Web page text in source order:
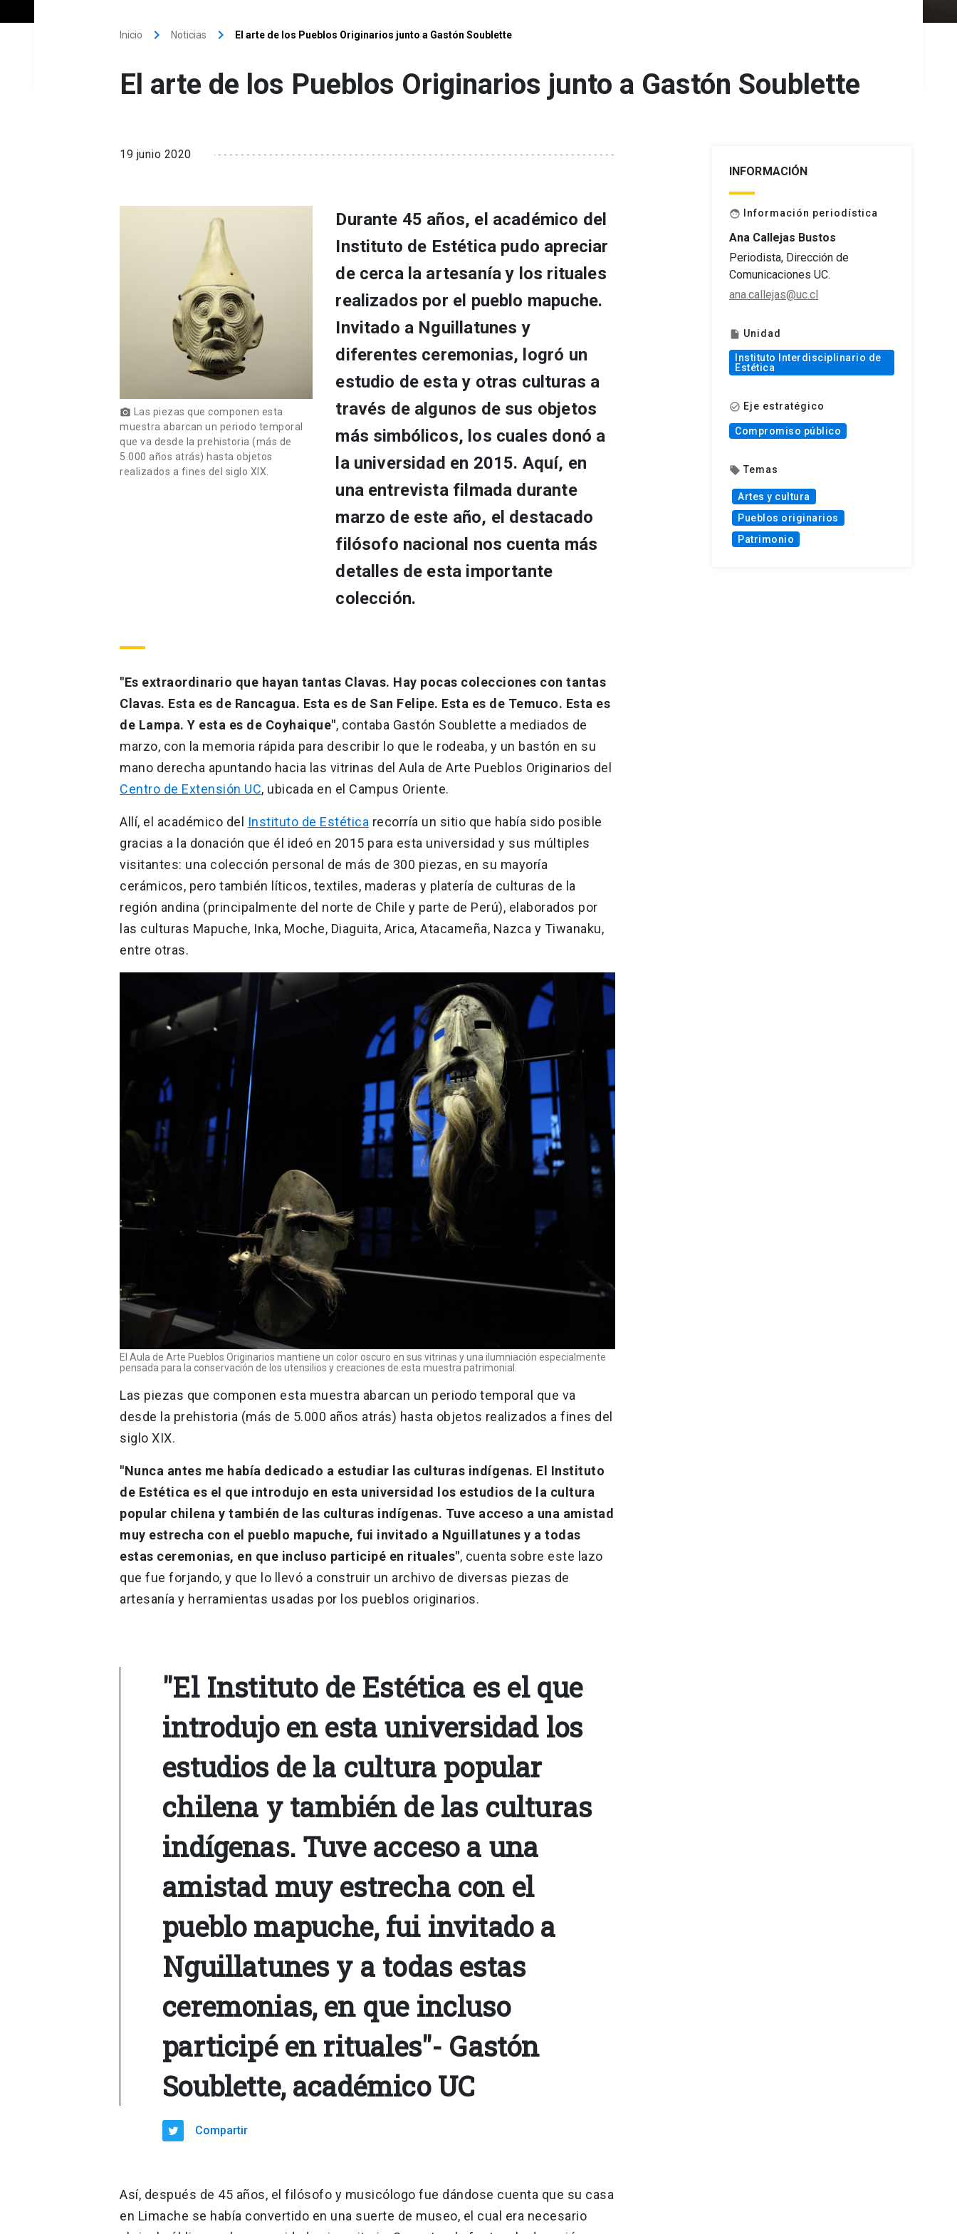
Inicio keyboard_arrow_right Noticias keyboard_arrow_right El arte de los Pueblos Originarios junto a Gastón Soublette
El arte de los Pueblos Originarios junto a Gastón Soublette
19 junio 2020
photo_camera Las piezas que componen esta
muestra abarcan un periodo temporal
que va desde la prehistoria (más de
5.000 años atrás) hasta objetos
realizados a fines del siglo XIX.
Durante 45 años, el académico del
Instituto de Estética pudo apreciar
de cerca la artesanía y los rituales
realizados por el pueblo mapuche.
Invitado a Nguillatunes y
diferentes ceremonias, logró un
estudio de esta y otras culturas a
través de algunos de sus objetos
más simbólicos, los cuales donó a
la universidad en 2015. Aquí, en
una entrevista filmada durante
marzo de este año, el destacado
filósofo nacional nos cuenta más
detalles de esta importante
colección.
"Es extraordinario que hayan tantas Clavas. Hay pocas colecciones con tantas
Clavas. Esta es de Rancagua. Esta es de San Felipe. Esta es de Temuco. Esta es
de Lampa. Y esta es de Coyhaique", contaba Gastón Soublette a mediados de
marzo, con la memoria rápida para describir lo que le rodeaba, y un bastón en su
mano derecha apuntando hacia las vitrinas del Aula de Arte Pueblos Originarios del
Centro de Extensión UC, ubicada en el Campus Oriente.
Allí, el académico del Instituto de Estética recorría un sitio que había sido posible
gracias a la donación que él ideó en 2015 para esta universidad y sus múltiples
visitantes: una colección personal de más de 300 piezas, en su mayoría
cerámicos, pero también líticos, textiles, maderas y platería de culturas de la
región andina (principalmente del norte de Chile y parte de Perú), elaborados por
las culturas Mapuche, Inka, Moche, Diaguita, Arica, Atacameña, Nazca y Tiwanaku,
entre otras.
El Aula de Arte Pueblos Originarios mantiene un color oscuro en sus vitrinas y una ilumniación especialmente
pensada para la conservación de los utensilios y creaciones de esta muestra patrimonial.
Las piezas que componen esta muestra abarcan un periodo temporal que va
desde la prehistoria (más de 5.000 años atrás) hasta objetos realizados a fines del
siglo XIX.
"Nunca antes me había dedicado a estudiar las culturas indígenas. El Instituto
de Estética es el que introdujo en esta universidad los estudios de la cultura
popular chilena y también de las culturas indígenas. Tuve acceso a una amistad
muy estrecha con el pueblo mapuche, fui invitado a Nguillatunes y a todas
estas ceremonias, en que incluso participé en rituales", cuenta sobre este lazo
que fue forjando, y que lo llevó a construir un archivo de diversas piezas de
artesanía y herramientas usadas por los pueblos originarios.
"El Instituto de Estética es el que
introdujo en esta universidad los
estudios de la cultura popular
chilena y también de las culturas
indígenas. Tuve acceso a una
amistad muy estrecha con el
pueblo mapuche, fui invitado a
Nguillatunes y a todas estas
ceremonias, en que incluso
participé en rituales"- Gastón
Soublette, académico UC
Compartir
Así, después de 45 años, el filósofo y musicólogo fue dándose cuenta que su casa
en Limache se había convertido en una suerte de museo, el cual era necesario
INFORMACIÓN
face Información periodística
Ana Callejas Bustos
Periodista, Dirección de
Comunicaciones UC.
ana.callejas@uc.cl
insert_drive_file Unidad
Instituto Interdisciplinario de
Estética
check_circle_outline Eje estratégico
Compromiso público
local_offer Temas
Artes y cultura
Pueblos originarios
Patrimonio